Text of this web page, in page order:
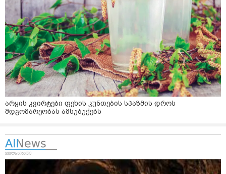
არყის კვირტები ფეხის კუნთების სპაზმის დროს
მდგომარეობას ამსუბუქებს